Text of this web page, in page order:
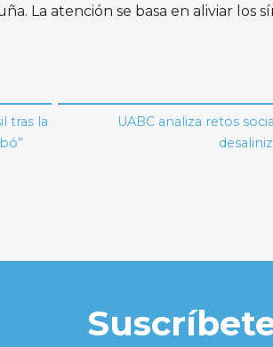
La atención se basa en aliviar los
tras la
UABC analiza retos